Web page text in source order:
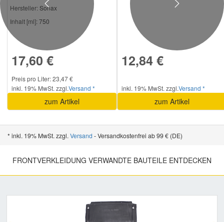
Hersteller: Sonax
Inhalt [ml]: 750
17,60 €
Preis pro Liter: 23,47 €
inkl. 19% MwSt. zzgl.Versand *
zum Artikel
12,84 €
inkl. 19% MwSt. zzgl.Versand *
zum Artikel
Previous Next
* inkl. 19% MwSt. zzgl. Versand - Versandkostenfrei ab 99 € (DE)
FRONTVERKLEIDUNG VERWANDTE BAUTEILE ENTDECKEN